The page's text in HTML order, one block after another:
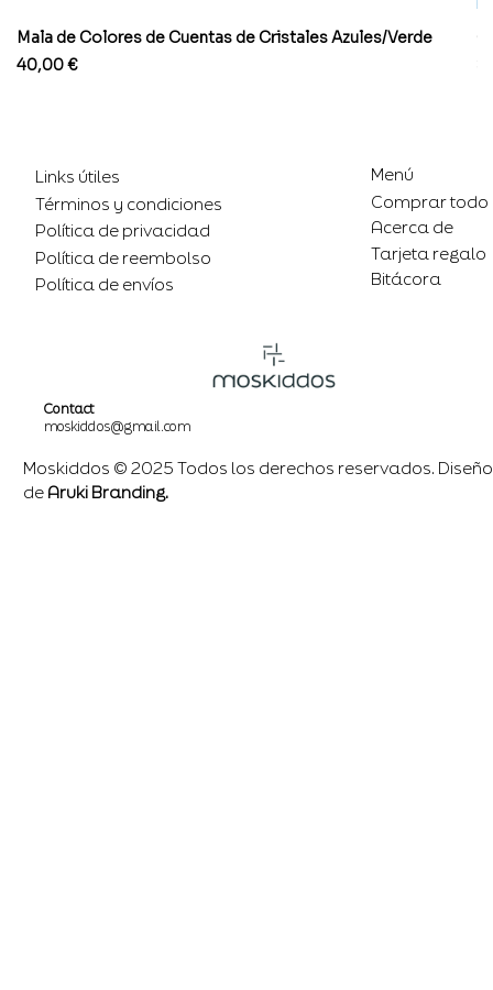
Mala de Colores de Cuentas de Cristales Azules/Verde
Precio
40,00 €
Links útiles
Términos y condiciones
Política de privacidad
Política de reembolso
Política de envíos
Menú
Comprar todo
Acerca de
Tarjeta regalo
Bitácora
Contact
moskiddos@gmail.com
Moskiddos © 2025 Todos los derechos reservados. Diseño
de Aruki Branding.